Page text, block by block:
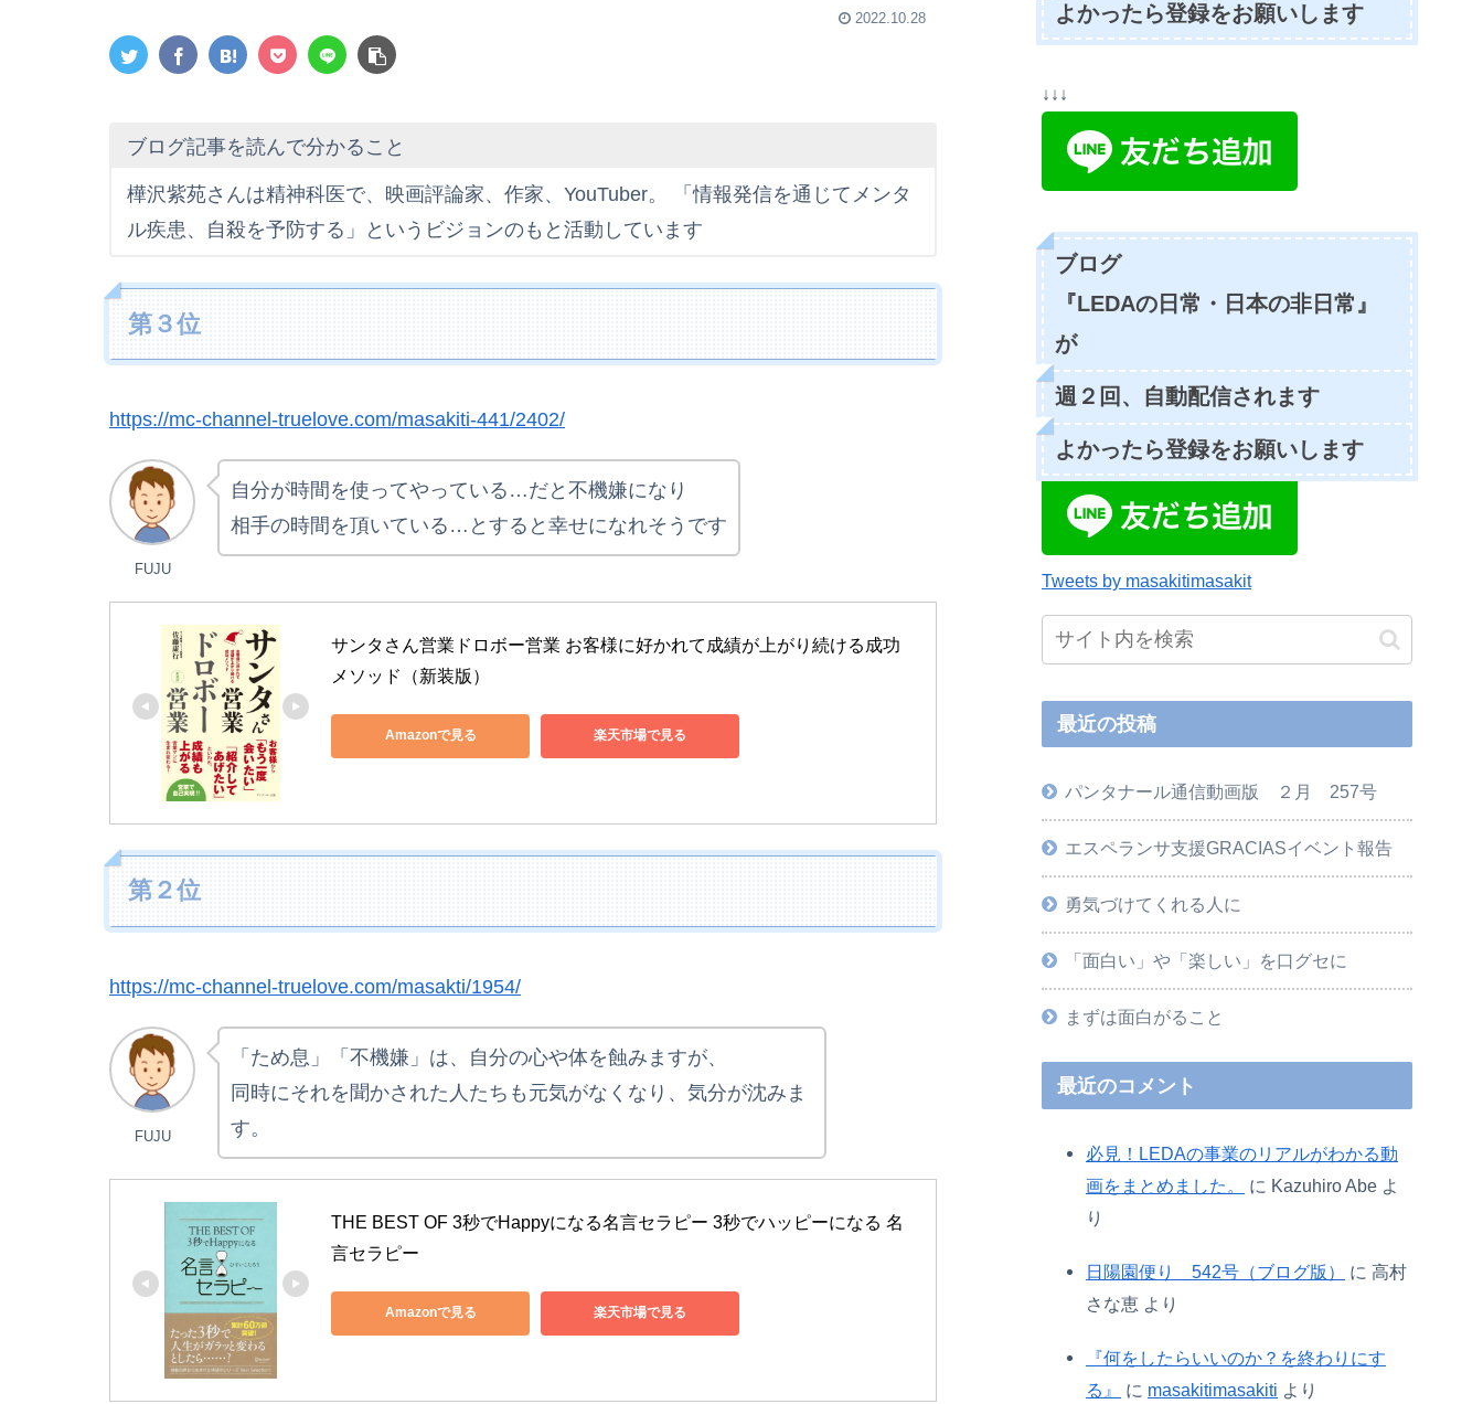
2022.10.28
ブログ記事を読んで分かること
樺沢紫苑さんは精神科医で、映画評論家、作家、YouTuber。 「情報発信を通じてメンタ
ル疾患、自殺を予防する」というビジョンのもと活動しています
第３位
https://mc-channel-truelove.com/masakiti-441/2402/
FUJU
自分が時間を使ってやっている…だと不機嫌になり
相手の時間を頂いている…とすると幸せになれそうです
サンタさん営業ドロボー営業 お客様に好かれて成績が上がり続ける成功
メソッド（新装版）
Amazonで見る 楽天市場で見る
第２位
https://mc-channel-truelove.com/masakti/1954/
FUJU
「ため息」「不機嫌」は、自分の心や体を蝕みますが、
同時にそれを聞かされた人たちも元気がなくなり、気分が沈みま
す。
THE BEST OF 3秒でHappyになる名言セラピー 3秒でハッピーになる 名
言セラピー
Amazonで見る 楽天市場で見る
よかったら登録をお願いします
↓↓↓
ブログ
『LEDAの日常・日本の非日常』
が
週２回、自動配信されます
よかったら登録をお願いします
Tweets by masakitimasakit
最近の投稿
パンタナール通信動画版 ２月 257号
エスペランサ支援GRACIASイベント報告
勇気づけてくれる人に
「面白い」や「楽しい」を口グセに
まずは面白がること
最近のコメント
必見！LEDAの事業のリアルがわかる動
画をまとめました。
に Kazuhiro Abe よ
り
日陽園便り 542号（ブログ版） に 高村
さな恵 より
『何をしたらいいのか？を終わりにす
る』
に masakitimasakiti より